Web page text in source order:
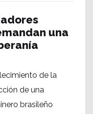
una
de la
de una
brasileño